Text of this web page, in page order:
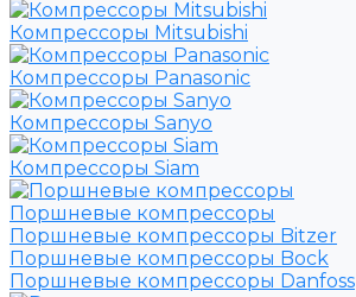
Компрессоры Mitsubishi
Компрессоры Panasonic
Компрессоры Sanyo
Компрессоры Siam
Поршневые компрессоры
Поршневые компрессоры Bitzer
Поршневые компрессоры Bock
Поршневые компрессоры Danfoss